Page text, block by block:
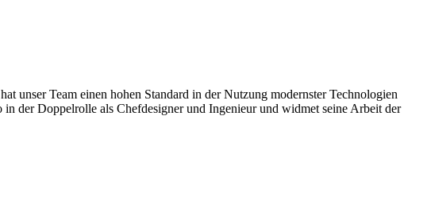
unser Team einen hohen Standard in der Nutzung modernster Technologien
der Doppelrolle als Chefdesigner und Ingenieur und widmet seine Arbeit der